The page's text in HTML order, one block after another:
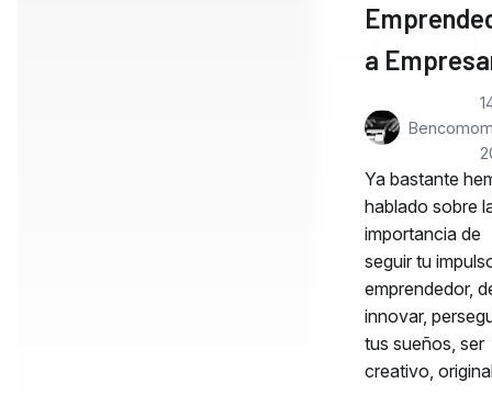
a
Bencomo
Ya bastante
hablado sobre
importancia de
seguir tu
emprendedor,
innovar,
tus sueños, ser
creativo,